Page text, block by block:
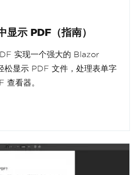
示 PDF（指南）
实现一个强大的 Blazor
松显示 PDF 文件，处理表单字
查看器。